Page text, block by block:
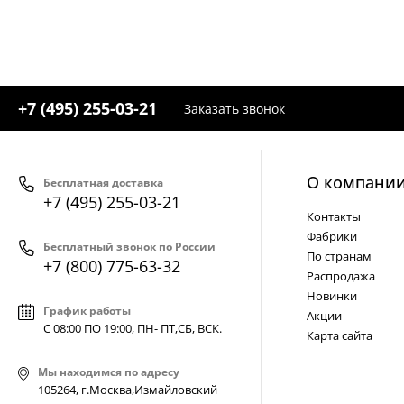
+7 (495) 255-03-21 Заказать звонок
Бесплатная доставка
+7 (495) 255-03-21
Бесплатный звонок по России
+7 (800) 775-63-32
График работы
С 08:00 ПО 19:00, ПН- ПТ,СБ, ВСК.
Мы находимся по адресу
105264, г.Москва,Измайловский
О
Контакты
Фабрики
По странам
Распродажа
Новинки
Акции
Карта сайта